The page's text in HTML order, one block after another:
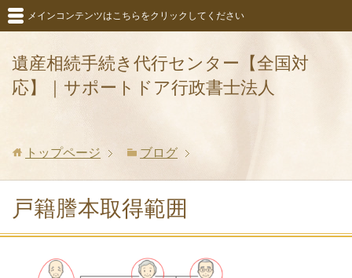
遺産相続手続き代行センター【全国対
応】｜サポートドア行政書士法人
メインコンテンツはこちらをクリックしてください
トップページ ブログ
戸籍謄本取得範囲